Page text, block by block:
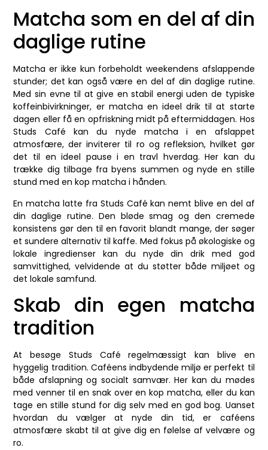
Matcha som en del af din
daglige rutine
Matcha er ikke kun forbeholdt weekendens afslappende
stunder; det kan også være en del af din daglige rutine.
Med sin evne til at give en stabil energi uden de typiske
koffeinbivirkninger, er matcha en ideel drik til at starte
dagen eller få en opfriskning midt på eftermiddagen. Hos
Studs Café kan du nyde matcha i en afslappet
atmosfære, der inviterer til ro og refleksion, hvilket gør
det til en ideel pause i en travl hverdag. Her kan du
trække dig tilbage fra byens summen og nyde en stille
stund med en kop matcha i hånden.
En matcha latte fra Studs Café kan nemt blive en del af
din daglige rutine. Den bløde smag og den cremede
konsistens gør den til en favorit blandt mange, der søger
et sundere alternativ til kaffe. Med fokus på økologiske og
lokale ingredienser kan du nyde din drik med god
samvittighed, velvidende at du støtter både miljøet og
det lokale samfund.
Skab din egen matcha
tradition
At besøge Studs Café regelmæssigt kan blive en
hyggelig tradition. Caféens indbydende miljø er perfekt til
både afslapning og socialt samvær. Her kan du mødes
med venner til en snak over en kop matcha, eller du kan
tage en stille stund for dig selv med en god bog. Uanset
hvordan du vælger at nyde din tid, er caféens
atmosfære skabt til at give dig en følelse af velvære og
ro.